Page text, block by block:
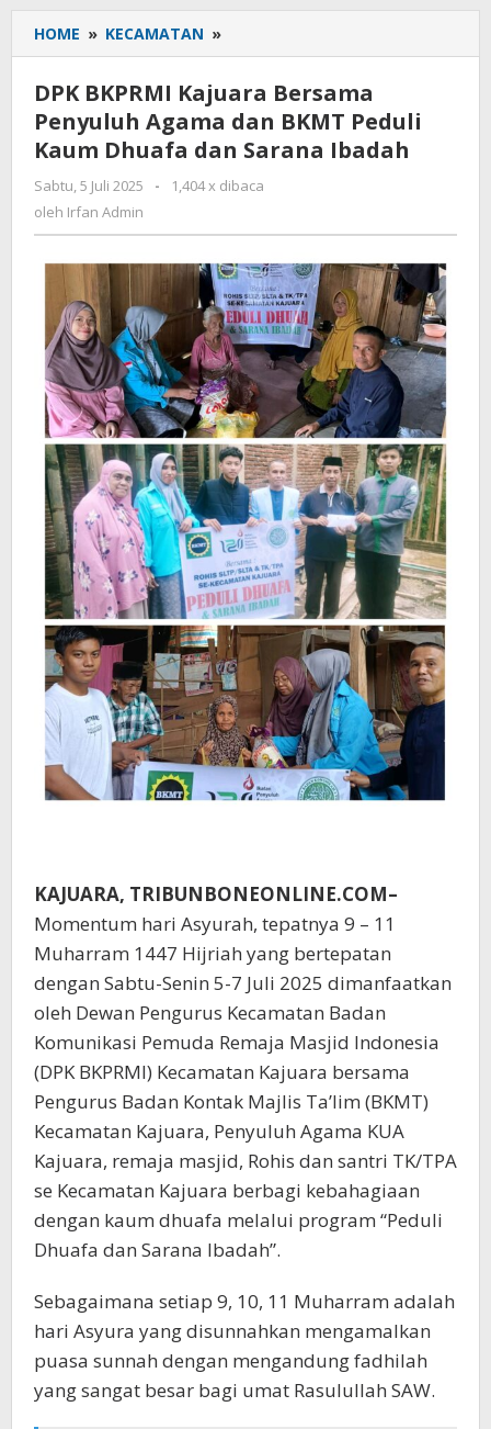
HOME » KECAMATAN »
BKPRMI
Bersama
Penyuluh
Agama
BKMT
Kaum
Dhuafa
dan
Sarana
Ibadah
DPK BKPRMI Kajuara Bersama
Penyuluh Agama dan BKMT Peduli
Kaum Dhuafa dan Sarana Ibadah
Sabtu, 5 Juli 2025
oleh
-
1,404 x dibaca
oleh Irfan Admin
KAJUARA, TRIBUNBONEONLINE.COM–
Momentum hari Asyurah, tepatnya 9 – 11
Muharram 1447 Hijriah yang bertepatan
dengan Sabtu-Senin 5-7 Juli 2025 dimanfaatkan
oleh Dewan Pengurus Kecamatan Badan
Komunikasi Pemuda Remaja Masjid Indonesia
(DPK BKPRMI) Kecamatan Kajuara bersama
Pengurus Badan Kontak Majlis Ta’lim (BKMT)
Kecamatan Kajuara, Penyuluh Agama KUA
Kajuara, remaja masjid, Rohis dan santri TK/TPA
se Kecamatan Kajuara berbagi kebahagiaan
dengan kaum dhuafa melalui program “Peduli
Dhuafa dan Sarana Ibadah”.
Sebagaimana setiap 9, 10, 11 Muharram adalah
hari Asyura yang disunnahkan mengamalkan
puasa sunnah dengan mengandung fadhilah
yang sangat besar bagi umat Rasulullah SAW.